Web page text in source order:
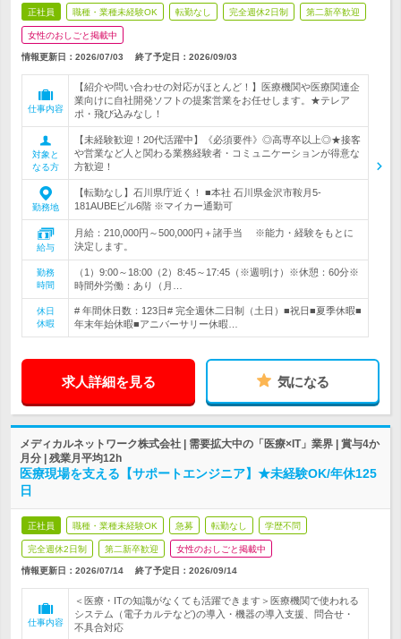
正社員 職種・業種未経験OK 転勤なし 完全週休2日制 第二新卒歓迎
女性のおしごと掲載中
情報更新日：2026/07/03 終了予定日： 2026/09/03
仕事内容
【紹介や問い合わせの対応がほとんど！】医療機関や医療関連企
業向けに自社開発ソフトの提案営業をお任せします。★テレア
ポ・飛び込みなし！
対象と
なる方
【未経験歓迎！20代活躍中】《必須要件》◎高専卒以上◎★接客
や営業など人と関わる業務経験者・コミュニケーションが得意な
方歓迎！
勤務地
【転勤なし】石川県庁近く！ ■本社 石川県金沢市鞍月5-
181AUBEビル6階 ※マイカー通勤可
給与
月給：210,000円～500,000円＋諸手当 ※能力・経験をもとに
決定します。
勤務
時間
（1）9:00～18:00（2）8:45～17:45（※週明け）※休憩：60分※
時間外労働：あり（月…
休日
休暇
# 年間休日数：123日# 完全週休二日制（土日）■祝日■夏季休暇■
年末年始休暇■アニバーサリー休暇…
求人詳細を見る 気になる
メディカルネットワーク株式会社 | 需要拡大中の「医療×IT」業界 | 賞与4か
月分 | 残業月平均12h
医療現場を支える【サポートエンジニア】★未経験OK/年休125
日
正社員 職種・業種未経験OK 急募 転勤なし 学歴不問
完全週休2日制 第二新卒歓迎 女性のおしごと掲載中
情報更新日：2026/07/14 終了予定日： 2026/09/14
仕事内容
＜医療・ITの知識がなくても活躍できます＞医療機関で使われる
システム（電子カルテなど)の導入・機器の導入支援、問合せ・
不具合対応